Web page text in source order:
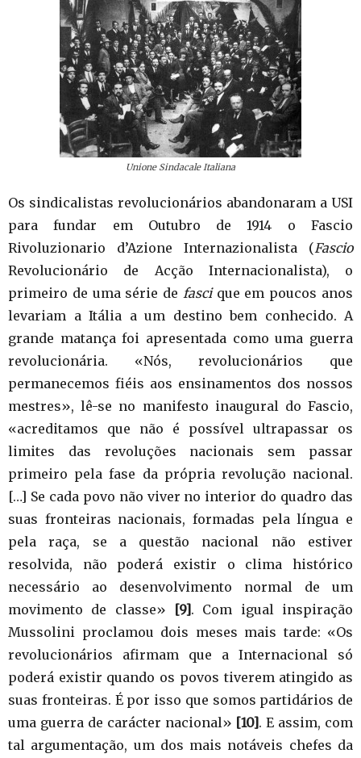
Unione Sindacale Italiana
Os sindicalistas revolucionários abandonaram a USI
para fundar em Outubro de 1914 o Fascio
Rivoluzionario d’Azione Internazionalista (Fascio
Revolucionário de Acção Internacionalista), o
primeiro de uma série de fascique em poucos anos
levariam a Itália a um destino bem conhecido. A
grande matança foi apresentada como uma guerra
revolucionária. «Nós, revolucionários que
permanecemos fiéis aos ensinamentos dos nossos
mestres», lê-se no manifesto inaugural do Fascio,
«acreditamos que não é possível ultrapassar os
limites das revoluções nacionais sem passar
primeiro pela fase da própria revolução nacional.
[…] Se cada povo não viver no interior do quadro das
suas fronteiras nacionais, formadas pela língua e
pela raça, se a questão nacional não estiver
resolvida, não poderá existir o clima histórico
necessário ao desenvolvimento normal de um
movimento de classe» [9]. Com igual inspiração
Mussolini proclamou dois meses mais tarde: «Os
revolucionários afirmam que a Internacional só
poderá existir quando os povos tiverem atingido as
suas fronteiras. É por isso que somos partidários de
uma guerra de carácter nacional» [10]. E assim, com
tal argumentação, um dos mais notáveis chefes da